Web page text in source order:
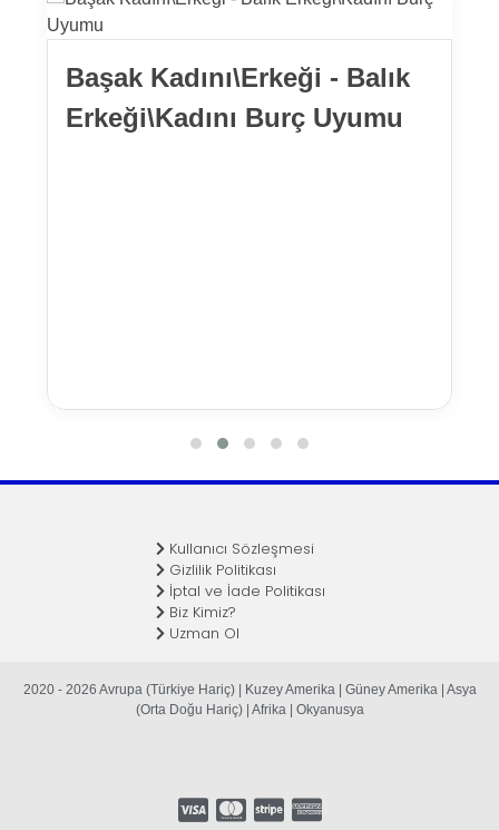
Başak Kadını\Erkeği - Balık
Erkeği\Kadını Burç Uyumu
Kullanıcı Sözleşmesi
Gizlilik Politikası
İptal ve İade Politikası
Biz Kimiz?
Uzman Ol
2020 - 2026 Avrupa (Türkiye Hariç) | Kuzey Amerika | Güney Amerika | Asya
(Orta Doğu Hariç) | Afrika | Okyanusya